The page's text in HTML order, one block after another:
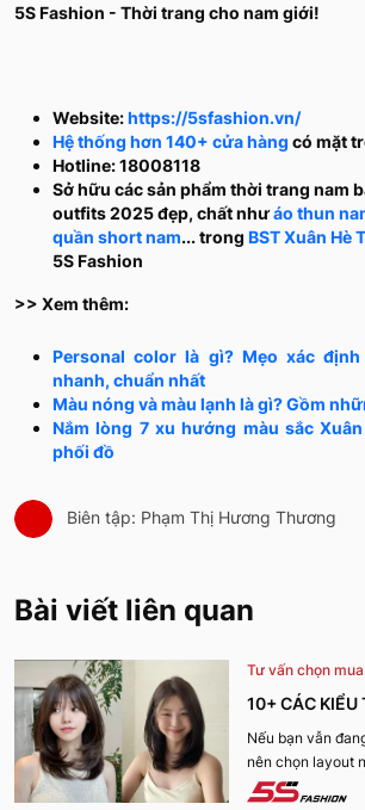
5S Fashion - Thời trang cho nam giới!
Website:https://5sfashion.vn/
Hệ thống hơn 140+ cửa hàng có mặt
Hotline: 18008118
Sở hữu các sản phẩm thời trang nam
outfits 2025 đẹp, chất nhưáo thun
quần short nam... trong BST Xuân Hè
5S Fashion
>> Xem thêm:
Personal color là gì? Mẹo xác
nhanh, chuẩn nhất
Màu nóng và màu lạnh là gì? Gồm
Nắm lòng 7 xu hướng màu sắc
phối đồ
Biên tập: Phạm Thị Hương Thương
Bài viết liên quan
Tư vấn chọn mua
10+ CÁC KIỂU
NỮ CỰC
2026
Nếu bạn vẫn
nên chọn layout
mình, hãy cùng